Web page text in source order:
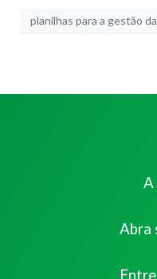
planilhas para a gestão
A
Abra